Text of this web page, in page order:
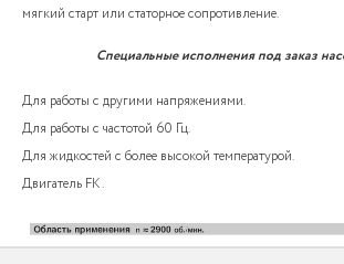
мягкий старт или статорное сопротивление.
Специальные исполнения под заказ
Для работы с другими напряжениями.
Для работы с частотой 60 Гц.
Для жидкостей с более высокой температурой.
Двигатель FK.